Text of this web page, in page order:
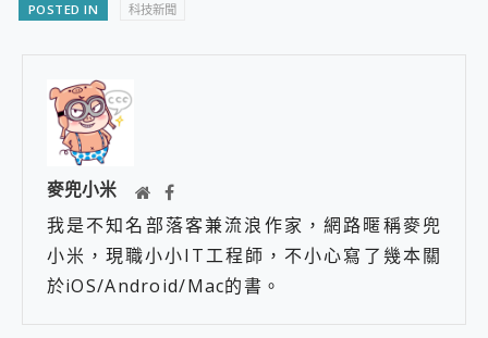
POSTED IN 科技新聞
麥兜小米
我是不知名部落客兼流浪作家，網路暱稱麥兜
小米，現職小小IT工程師，不小心寫了幾本關
於iOS/Android/Mac的書。